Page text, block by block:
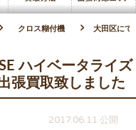
クロス糊付機 大田区にて
ハイベータライズ
張買取致しました
2017.06.11 公開